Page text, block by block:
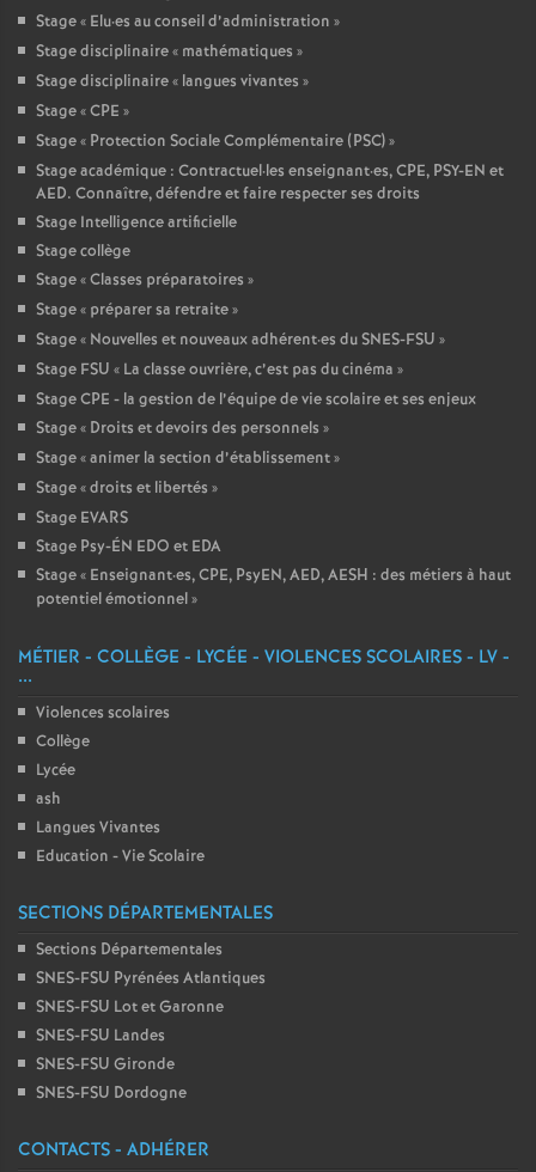
Stage « Elu·es au conseil d’administration »
Stage disciplinaire « mathématiques »
Stage disciplinaire « langues vivantes »
Stage «CPE »
Stage « Protection Sociale Complémentaire (PSC)»
Stage académique : Contractuel·les enseignant·es, CPE, PSY-EN et
AED. Connaître, défendre et faire respecter ses droits
Stage Intelligence artificielle
Stage collège
Stage «Classes préparatoires »
Stage « préparer sa retraite»
Stage « Nouvelles et nouveaux adhérent·es du SNES-FSU »
Stage FSU « La classe ouvrière, c’est pas du cinéma »
Stage CPE - la gestion de l’équipe de vie scolaire et ses enjeux
Stage « Droits et devoirs des personnels »
Stage «animer la section d’établissement»
Stage «droits et libertés »
Stage EVARS
Stage Psy-ÉN EDO et EDA
Stage « Enseignant·es, CPE, PsyEN, AED, AESH : des métiers à haut
potentiel émotionnel»
MÉTIER - COLLÈGE - LYCÉE - VIOLENCES SCOLAIRES - LV -
...
Violences scolaires
Collège
Lycée
ash
Langues Vivantes
Education - Vie Scolaire
SECTIONS DÉPARTEMENTALES
Sections Départementales
SNES-FSU Pyrénées Atlantiques
SNES-FSU Lot et Garonne
SNES-FSU Landes
SNES-FSU Gironde
SNES-FSU Dordogne
CONTACTS - ADHÉRER